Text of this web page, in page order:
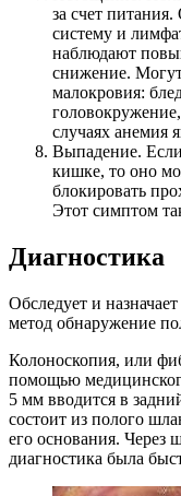
за счет
систему и
наблюдают
снижение.
малокровия:
головокружение,
случаях анемия
Выпадение.
кишке, то оно
блокировать
Этот симптом
Диагностика
Обследует и
метод обнаружение
Колоноскопия, или
помощью
5 мм вводится в
состоит из полого
его основания. Через
диагностика была